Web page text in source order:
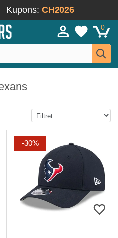
Kupons: CH2026
0
-30%